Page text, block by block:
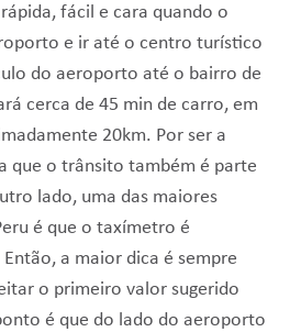
fácil e cara quando o
e ir até o centro turístico
do aeroporto até o bairro de
cerca de 45 min de carro, em
20km. Por ser a
que o trânsito também é parte
lado, uma das maiores
é que o taxímetro é
a maior dica é sempre
o primeiro valor sugerido
é que do lado do aeroporto